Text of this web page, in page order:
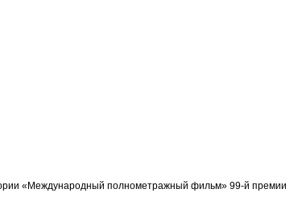
«Международный полнометражный фильм» 99-й премии